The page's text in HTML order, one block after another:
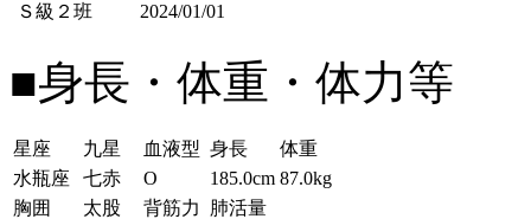
Ｓ級２班
2024/01/01
■身長・体重・体力等
星座 九星 血液型 身長
体重
水瓶座
七赤 O 185.0cm 87.0kg
胸囲
太股 背筋力
肺活量